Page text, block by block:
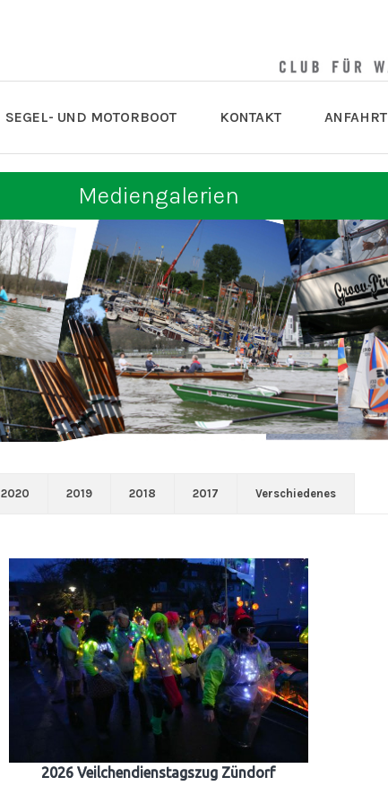
SEGEL- UND MOTORBOOT KONTAKT ANFAHRT
Mediengalerien
2020 2019 2018 2017 Verschiedenes
2026 Veilchendienstagszug Zündorf